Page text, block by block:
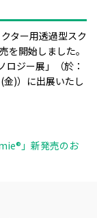
ター用透過型スク
を開始しました。
ジー展」（於：
)）に出展いたし
」新発売のお